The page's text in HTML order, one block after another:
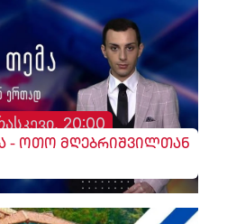
20:00
- ოთო მღებრიშვილთან